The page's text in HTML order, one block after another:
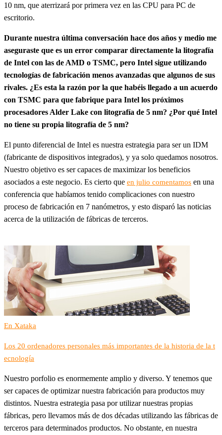
10 nm, que aterrizará por primera vez en las CPU para PC de
escritorio.
Durante nuestra última conversación hace dos años y medio me
aseguraste que es un error comparar directamente la litografía
de Intel con las de AMD o TSMC, pero Intel sigue utilizando
tecnologías de fabricación menos avanzadas que algunos de sus
rivales. ¿Es esta la razón por la que habéis llegado a un acuerdo
con TSMC para que fabrique para Intel los próximos
procesadores Alder Lake con litografía de 5 nm? ¿Por qué Intel
no tiene su propia litografía de 5 nm?
El punto diferencial de Intel es nuestra estrategia para ser un IDM
(fabricante de dispositivos integrados), y ya solo quedamos nosotros.
Nuestro objetivo es ser capaces de maximizar los beneficios
asociados a este negocio. Es cierto que en julio comentamos en una
conferencia que habíamos tenido complicaciones con nuestro
proceso de fabricación en 7 nanómetros, y esto disparó las noticias
acerca de la utilización de fábricas de terceros.
En Xataka
Los 20 ordenadores personales más importantes de la historia de la t
ecnología
Nuestro porfolio es enormemente amplio y diverso. Y tenemos que
ser capaces de optimizar nuestra fabricación para productos muy
distintos. Nuestra estrategia pasa por utilizar nuestras propias
fábricas, pero llevamos más de dos décadas utilizando las fábricas de
terceros para determinados productos. No obstante, en nuestra